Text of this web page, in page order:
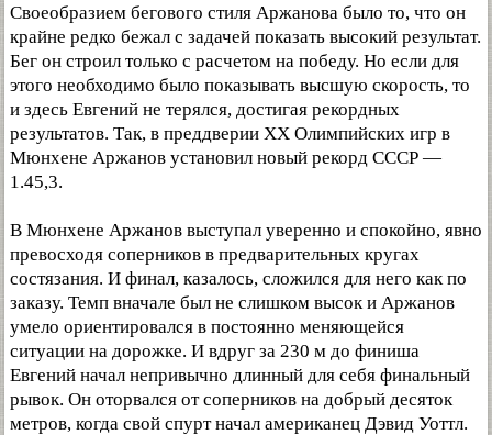
Своеобразием бегового стиля Аржанова было то, что он
крайне редко бежал с задачей показать высокий результат.
Бег он строил только с расчетом на победу. Но если для
этого необходимо было показывать высшую скорость, то
и здесь Евгений не терялся, достигая рекордных
результатов. Так, в преддверии XX Олимпийских игр в
Мюнхене Аржанов установил новый рекорд СССР —
1.45,3.
В Мюнхене Аржанов выступал уверенно и спокойно, явно
превосходя соперников в предварительных кругах
состязания. И финал, казалось, сложился для него как по
заказу. Темп вначале был не слишком высок и Аржанов
умело ориентировался в постоянно меняющейся
ситуации на дорожке. И вдруг за 230 м до финиша
Евгений начал непривычно длинный для себя финальный
рывок. Он оторвался от соперников на добрый десяток
метров, когда свой спурт начал американец Дэвид Уоттл.